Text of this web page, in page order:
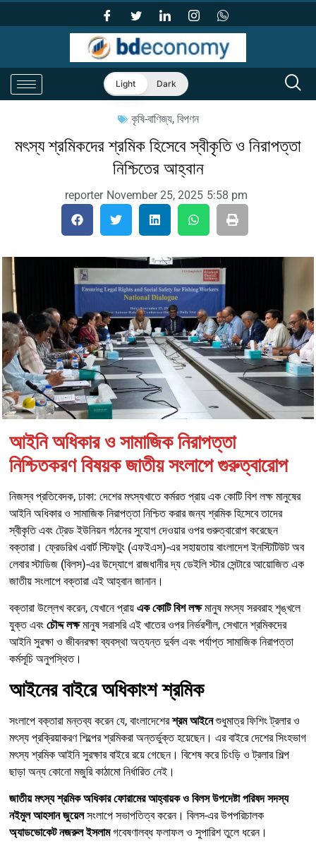
Light Dark
কৃষি-বাণিজ্য, বিপণন
মৎস্য শ্রমিকদের শ্রমিক হিসেবে স্বীকৃতি ও নিরাপত্তা
নিশ্চিতের আহ্বান
reporter November 25, 2025 5:58 pm
আইনি অধিকার ও সামাজিক নিরাপত্তা
নিশ্চিতকরণ বিষয়ক জাতীয় সংলাপে গুরুত্বারোপ
নিজস্ব প্রতিবেদক, ঢাকা: দেশের মৎস্যখাতে কর্মরত প্রায় এক কোটি বিশ লক্ষ মানুষের
আইনি অধিকার ও সামাজিক নিরাপত্তা নিশ্চিত করার জন্য শ্রমিক হিসেবে তাদের
স্বীকৃতি এবং ট্রেড ইউনিয়ন গঠনের সুযোগ দেওয়ার ওপর গুরুত্বারোপ করেছেন
বক্তারা। ফ্রেডরিখ এবার্ট স্টিফটুং (এফইএস)-এর সহায়তায় বাংলাদেশ ইনস্টিটিউট অব
লেবার স্টাডিজ (বিলস)-এর উদ্যোগে রাজধানীর দ্য ডেইলি স্টার সেন্টারে আয়োজিত এক
জাতীয় সংলাপে বক্তারা এই আহ্বান জানান।
বক্তারা উল্লেখ করেন, যেখানে প্রায় এক কোটি বিশ লক্ষমানুষ মৎস্য সরবরাহ শৃঙ্খলে
যুক্ত এবং চৌদ্দ লক্ষমানুষ সরাসরি এই খাতের ওপর নির্ভরশীল, সেখানে শ্রমিকদের
আইনি সুরক্ষা ও জীবনরক্ষা ব্যবস্থা অত্যন্ত দুর্বল এবং পর্যাপ্ত সামাজিক নিরাপত্তা
কর্মসূচি অনুপস্থিত।
আইনের বাইরে অধিকাংশ শ্রমিক
সংলাপে বক্তারা মন্তব্য করেন যে, বাংলাদেশেরশ্রম আইনেশুধুমাত্র ফিশিং ট্রলার ও
মৎস্য প্রক্রিয়াকরণ শিল্পের শ্রমিকরা অন্তর্ভুক্ত হয়েছেন। এর বাইরে দেশের সিংহভাগ
মৎস্য শ্রমিক আইনি সুরক্ষার বাইরে রয়ে গেছেন। বিশেষ করে চিংড়ি ও ট্রলার শিল্প
ছাড়া অন্য কোনো মজুরি কাঠামো নির্ধারিত নেই।
জাতীয় মৎস্য শ্রমিক অধিকার ফোরামের আহ্বায়ক ও বিলস উপদেষ্টা পরিষদ সদস্য
নইমুল আহসান জুয়েলসংলাপে সভাপতিত্ব করেন। বিলস-এর উপপরিচালক
অ্যাডভোকেট নজরুল ইসলামগবেষণালব্ধ ফলাফল ও সুপারিশ তুলে ধরেন।